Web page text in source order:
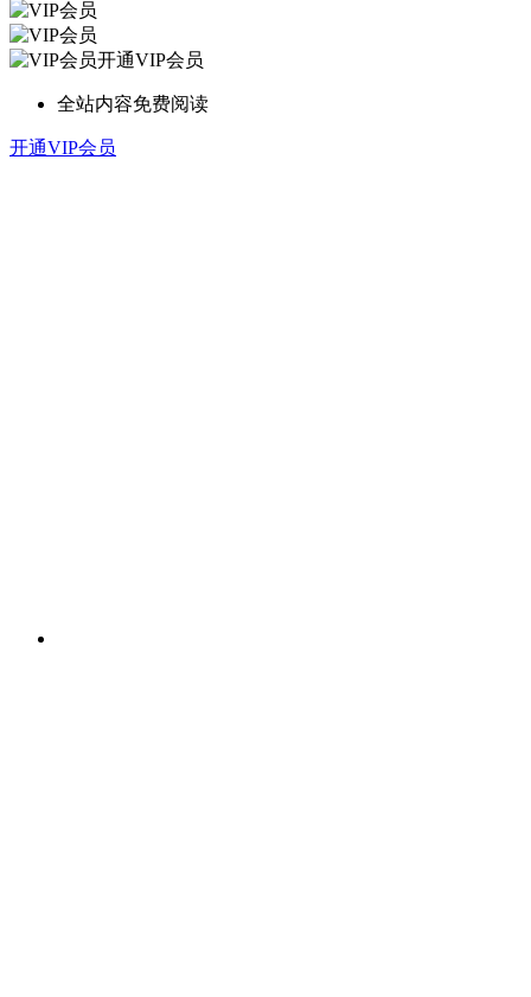
开通VIP会员
全站内容免费阅读
开通VIP会员